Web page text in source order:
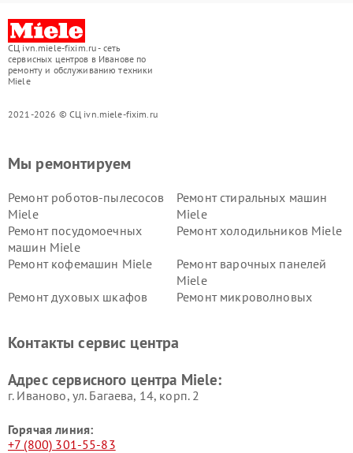
СЦ ivn.miele-fixim.ru - сеть
сервисных центров в Иванове по
ремонту и обслуживанию техники
Miele
2021-2026 © СЦ ivn.miele-fixim.ru
Мы ремонтируем
Ремонт роботов-пылесосов
Miele
Ремонт стиральных машин
Miele
Ремонт посудомоечных
машин Miele
Ремонт холодильников Miele
Ремонт кофемашин Miele
Ремонт варочных панелей
Miele
Ремонт духовых шкафов
Ремонт микроволновых
Miele
Miele
пылесосов Miele
Контакты сервис центра
Адрес сервисного центра Miele:
г. Иваново, ул. Багаева, 14, корп. 2
Горячая линия:
+7 (800) 301-55-83